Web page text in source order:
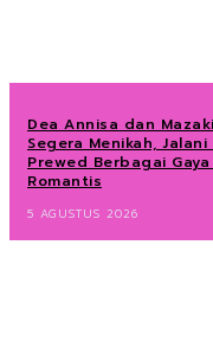
Dea Annisa dan
Segera Menikah, Jalani
Prewed Berbagai
Romantis
5 AGUSTUS 2026